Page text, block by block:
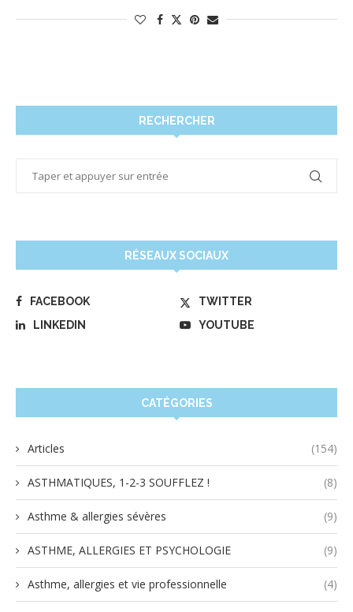
RECHERCHER
RÉSEAUX SOCIAUX
FACEBOOK
TWITTER
LINKEDIN
YOUTUBE
CATÉGORIES
Articles (154)
ASTHMATIQUES, 1-2-3 SOUFFLEZ ! (8)
Asthme & allergies sévères (9)
ASTHME, ALLERGIES ET PSYCHOLOGIE (9)
Asthme, allergies et vie professionnelle (4)